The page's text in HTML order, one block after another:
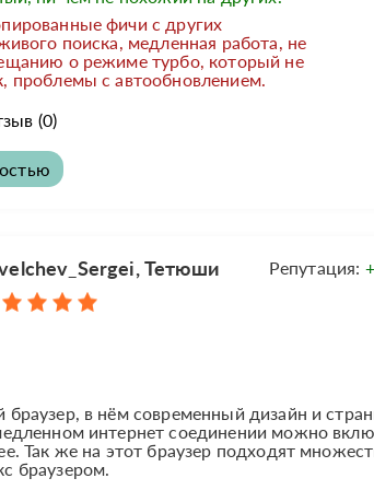
фичи с других
поиска, медленная работа, не
о режиме турбо, который не
проблемы с автообновлением.
(0)
Тетюши Репутация:
браузер, в нём современный дизайн и
интернет соединении можно
Так же на этот браузер подходят
браузером.